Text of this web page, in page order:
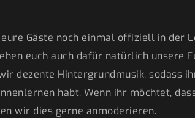
Gäste noch einmal offiziell in der
euch auch dafür natürlich unsere
dezente Hintergrundmusik, sodass
habt. Wenn ihr möchtet,
wir dies gerne anmoderieren.